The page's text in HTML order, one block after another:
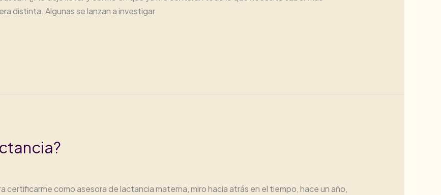
distinta. Algunas se lanzan a investigar
certificarme como asesora de lactancia materna, miro hacia atrás en el tiempo, hace un año,